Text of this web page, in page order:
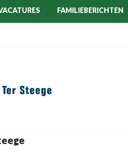
FAMILIEBERICHTEN